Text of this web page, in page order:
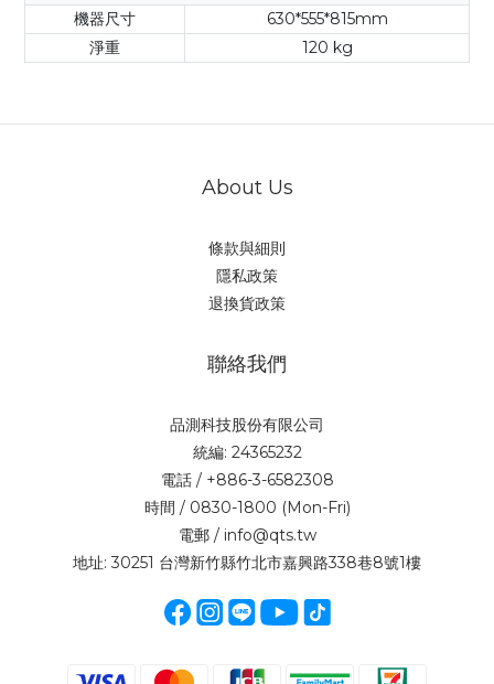
機器尺寸
630*555*815mm
淨重
120 kg
About Us
條款與細則
隱私政策
退換貨政策
聯絡我們
品測科技股份有限公司
統編: 24365232
電話 / +886-3-6582308
時間 / 0830-1800 (Mon-Fri)
電郵 / info@qts.tw
地址: 30251 台灣新竹縣竹北市嘉興路338巷8號1樓